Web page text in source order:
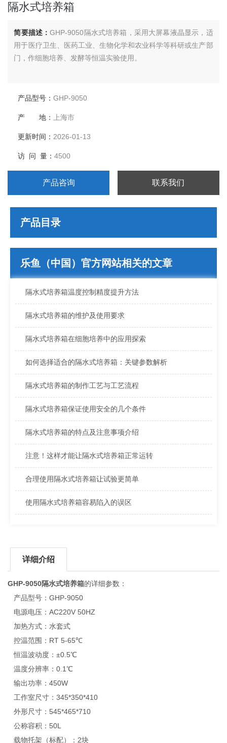
隔水式培养箱
简要描述：GHP-9050隔水式培养箱，采用大屏幕液晶显示，适
用于医疗卫生、医药工业、生物化学和农业科学等科研或生产部
门，作细胞培养、发酵等恒温实验使用。
产品型号：GHP-9050
产 地：上海市
更新时间：2026-01-13
访 问 量：4500
产品咨询 联系我们
产品目录
乐鱼（中国）官方网站相关的文章
隔水式培养箱温度控制精度提升方法
隔水式培养箱的维护及使用要求
隔水式培养箱在细胞培养中的应用探索
如何选择适合的隔水式培养箱：关键参数解析
隔水式培养箱的制作工艺与工艺流程
隔水式培养箱保证使用安全的几个条件
隔水式培养箱的特点及注意事项介绍
注意！这样才能让隔水式培养箱正常运转
合理使用隔水式培养箱让试验更简单
使用隔水式培养箱容易陷入的误区
详细介绍
GHP-9050隔水式培养箱的详细参数：
产品型号：GHP-9050
电源电压：AC220V 50HZ
加热方式：水套式
控温范围：RT 5-65℃
恒温波动度：±0.5℃
温度分辨率：0.1℃
输出功率：450W
工作室尺寸：345*350*410
外形尺寸：545*465*710
公称容积：50L
载物托架（标配）：2块